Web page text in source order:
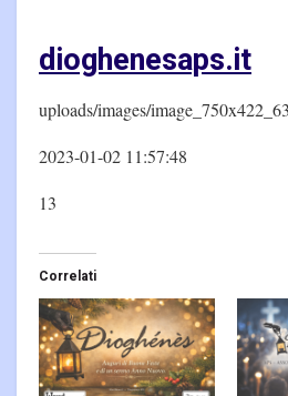
dioghenesaps.it
uploads/images/
2023-01-02 11:57:48
13
Correlati